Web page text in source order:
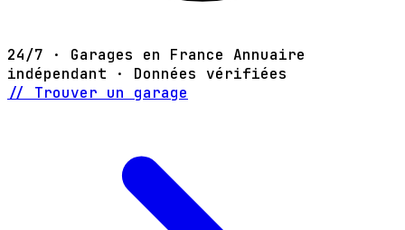
24/7 · Garages en France Annuaire
indépendant · Données vérifiées
// Trouver un garage